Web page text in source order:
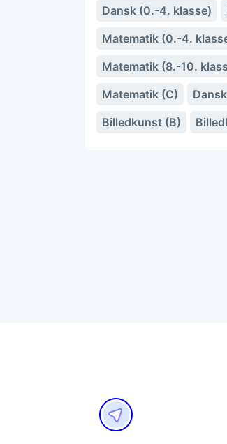
Dansk (0.-4. klasse)
Matematik (0.-4.
Matematik (8.-10.
Matematik (C)
Billedkunst (B)